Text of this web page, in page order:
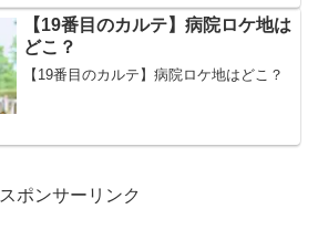
【19番目のカルテ】病院ロケ地は
どこ？
【19番目のカルテ】病院ロケ地はどこ？
スポンサーリンク